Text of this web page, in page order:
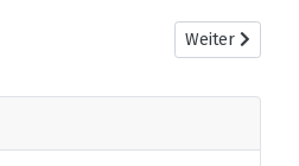
Nächster
Weiter